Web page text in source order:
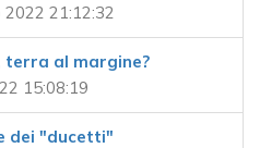
21:12:32
terra al margine?
15:08:19
dei "ducetti"